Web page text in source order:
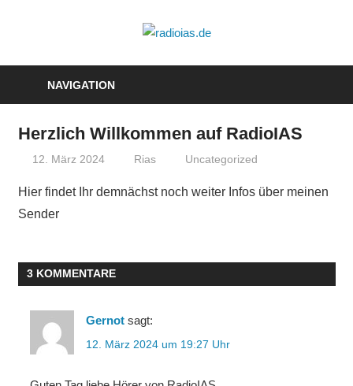
radioias.de
NAVIGATION
Herzlich Willkommen auf RadioIAS
12. März 2024 Rias Uncategorized
Hier findet Ihr demnächst noch weiter Infos über meinen
Sender
3 KOMMENTARE
Gernot sagt:
12. März 2024 um 19:27 Uhr